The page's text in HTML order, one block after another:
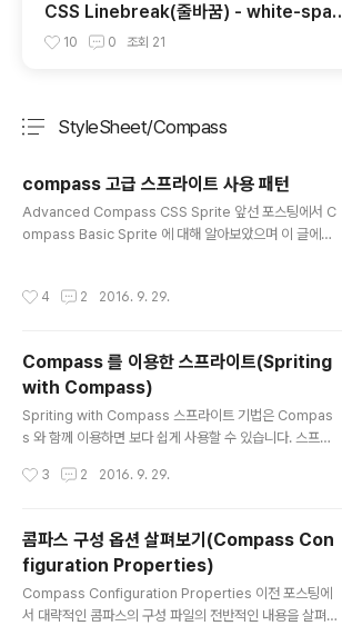
CSS Linebreak(줄바꿈) - white-spac
e, word-wrap
10 0 조회 21
StyleSheet/Compass
compass 고급 스프라이트 사용 패턴
Advanced Compass CSS Sprite 앞선 포스팅에서 C
ompass Basic Sprite 에 대해 알아보았으며 이 글에서
ass의 스프라이트 고급 패턴을 사용하려면 Compass 에
있습니다. CSS Sprite Helpers for Compass sprite
-map($glob, ...) sprite-map() 은 개별 스프라이트 이
미지를 병합된 스프라이트 이미지를 생성하도록 도와줍니
다. SCSS $icons: sprite-map("..
4 2 2016. 9. 29.
Compass 를 이용한 스프라이트(Spriting
with Compass)
Spriting with Compass 스프라이트 기법은 Compas
s 와 함께 이용하면 보다 쉽게 사용할 수 있습니다. 스프라
라이트 이미지를 자동 배치하고 스타일시트를 생성할 수
습니다. Compass : Basic Spirte Tutorial Setup(설
정) 사용자의 폴더에 스프라이트로 사용할 PNG 이미지가
4개 있다는 전제하에 설명하도록 하겠습니다. 이미지 폴더
의 구성은 다음과 같습니다. images/one/ball.pngima
3 2 2016. 9. 29.
콤파스 구성 옵션 살펴보기(Compass Con
figuration Properties)
Compass Configuration Properties 이전 포스팅에
서 대략적인 콤파스의 구성 파일의 전반적인 내용을 살펴